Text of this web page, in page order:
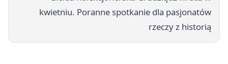
kwietniu. Poranne spotkanie dla pasjonatów
rzeczy z historią